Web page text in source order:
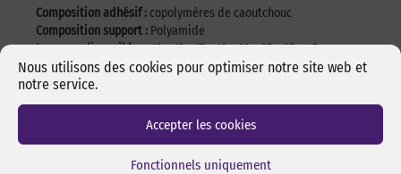
Nous utilisons des cookies pour optimiser notre site web et
notre service.
Accepter les cookies
Fonctionnels uniquement
Composition adhésif : copolymères de caoutchouc
Composition support : Polyamide
Largeurs disponibles :10 – 13 – 15 – 19 – 22 – 25 – 35 – 45 mm
Conditionnements diponibles :Rouleau
Cycles d’utilisation :
10 000 ouvertures/fermetures)
Couples d’auto-agrippants :
boucle est la partie douce (femelle) du scratch et le crochet la